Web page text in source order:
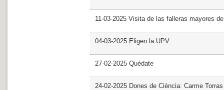
11-03-2025 Visita de las falleras mayores
04-03-2025 Eligen la UPV
27-02-2025 Quédate
24-02-2025 Dones de Ciència: Carme Torras